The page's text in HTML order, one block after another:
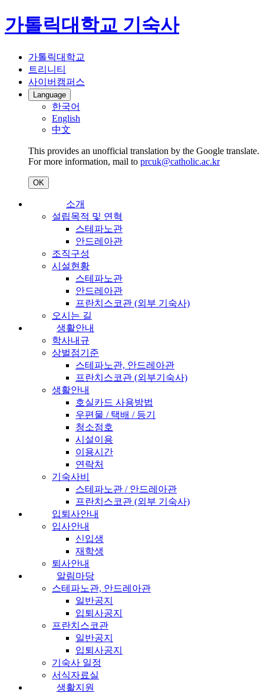
가톨릭대학교 기숙사
가톨릭대학교
트리니티
사이버캠퍼스
Language
한국어
English
中文
This provides an unofficial translation by the Google translate.
For more information, mail to prcuk@catholic.ac.kr
OK
소개
설립목적 및 연혁
스테파노관
안드레아관
조직구성
시설현황
스테파노관
안드레아관
프란치스코관 (외부 기숙사)
오시는 길
생활안내
학사내규
상벌점기준
스테파노관, 안드레아관
프란치스코관 (외부기숙사)
생활안내
호실카드 사용방법
우편물 / 택배 / 등기
청소점호
시설이용
이용시간
연락처
기숙사비
스테파노관 / 안드레아관
프란치스코관 (외부 기숙사)
입퇴사안내
입사안내
신입생
재학생
퇴사안내
알림마당
스테파노관, 안드레아관
일반공지
입퇴사공지
프란치스코관
일반공지
입퇴사공지
기숙사 일정
서식자료실
생활지원